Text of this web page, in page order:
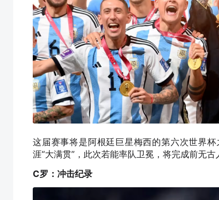
这届赛事将是阿根廷巨星梅西的第六次世界
涯“大满贯”，此次若能率队卫冕，将完成前无古
C罗：冲击纪录